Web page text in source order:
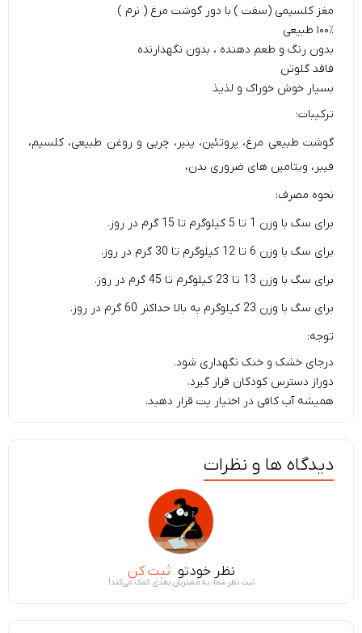
مغز کلسیمی (سفت ) با دور گوشت مرغ ( نرم )
۱۰۰٪ طبیعی
بدون رنگ و طعم دهنده ، بدون نگهدارنده
فاقد گلوتن
بسیار خوش خوراک و لذیذ
ترکیبات:
گوشت طبیعی مرغ، پروتئین، پنیر، چربی و روغن طبیعی، کلسیم،
فیبر، ویتامین های ضروری بدن،
نحوه مصرف:
برای سگ با وزن 1 تا 5 کیلوگرم تا 15 گرم در روز.
برای سگ با وزن 6 تا 12 کیلوگرم تا 30 گرم در روز.
برای سگ با وزن 13 تا 23 کیلوگرم تا 45 گرم در روز.
برای سگ با وزن 23 کیلوگرم به بالا حداکثر 60 گرم در روز.
توجه:
درجای خشک و خنک نگهداری شود.
دوراز دسترس کودکان قرار گیرد.
همیشه آب کافی در اختیار پت قرار دهید.
دیدگاه ها و نظرات
نظر خودتو ثبت کن
ثبت نظر شما، به مشتریان بعدی کمک می‌کند!